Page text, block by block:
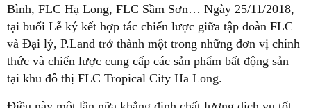
Bình, FLC Hạ Long, FLC Sầm Sơn… Ngày 25/11/2018,
tại buổi Lễ ký kết hợp tác chiến lược giữa tập đoàn FLC
và Đại lý, P.Land trở thành một trong những đơn vị chính
thức và chiến lược cung cấp các sản phẩm bất động sản
tại khu đô thị FLC Tropical City Ha Long.